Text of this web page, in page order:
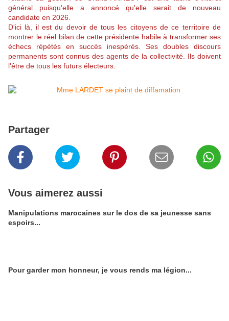
général puisqu'elle a annoncé qu'elle serait de nouveau
candidate en 2026.
D'ici là, il est du devoir de tous les citoyens de ce territoire de
montrer le réel bilan de cette présidente habile à transformer ses
échecs répétés en succès inespérés. Ses doubles discours
permanents sont connus des agents de la collectivité. Ils doivent
l'être de tous les futurs électeurs.
Partager
Vous aimerez aussi
Manipulations marocaines sur le dos de sa jeunesse sans
espoirs...
Pour garder mon honneur, je vous rends ma légion...